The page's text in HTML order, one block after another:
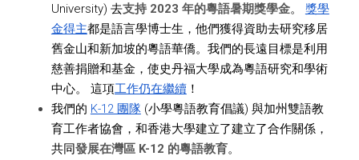
University) 去支持 2023 年的粵語暑期獎學金。 獎學
金得主都是語言學博士生，他們獲得資助去研究移居
舊金山和新加坡的粵語華僑。我們的長遠目標是利用
慈善捐贈和基金，使史丹福大學成為粵語研究和學術
中心。 這項工作仍在繼續！
我們的 K-12 團隊 (小學粵語教育倡議) 與加州雙語教
育工作者協會，和香港大學建立了建立了合作關係，
共同發展在灣區 K-12 的粵語教育。